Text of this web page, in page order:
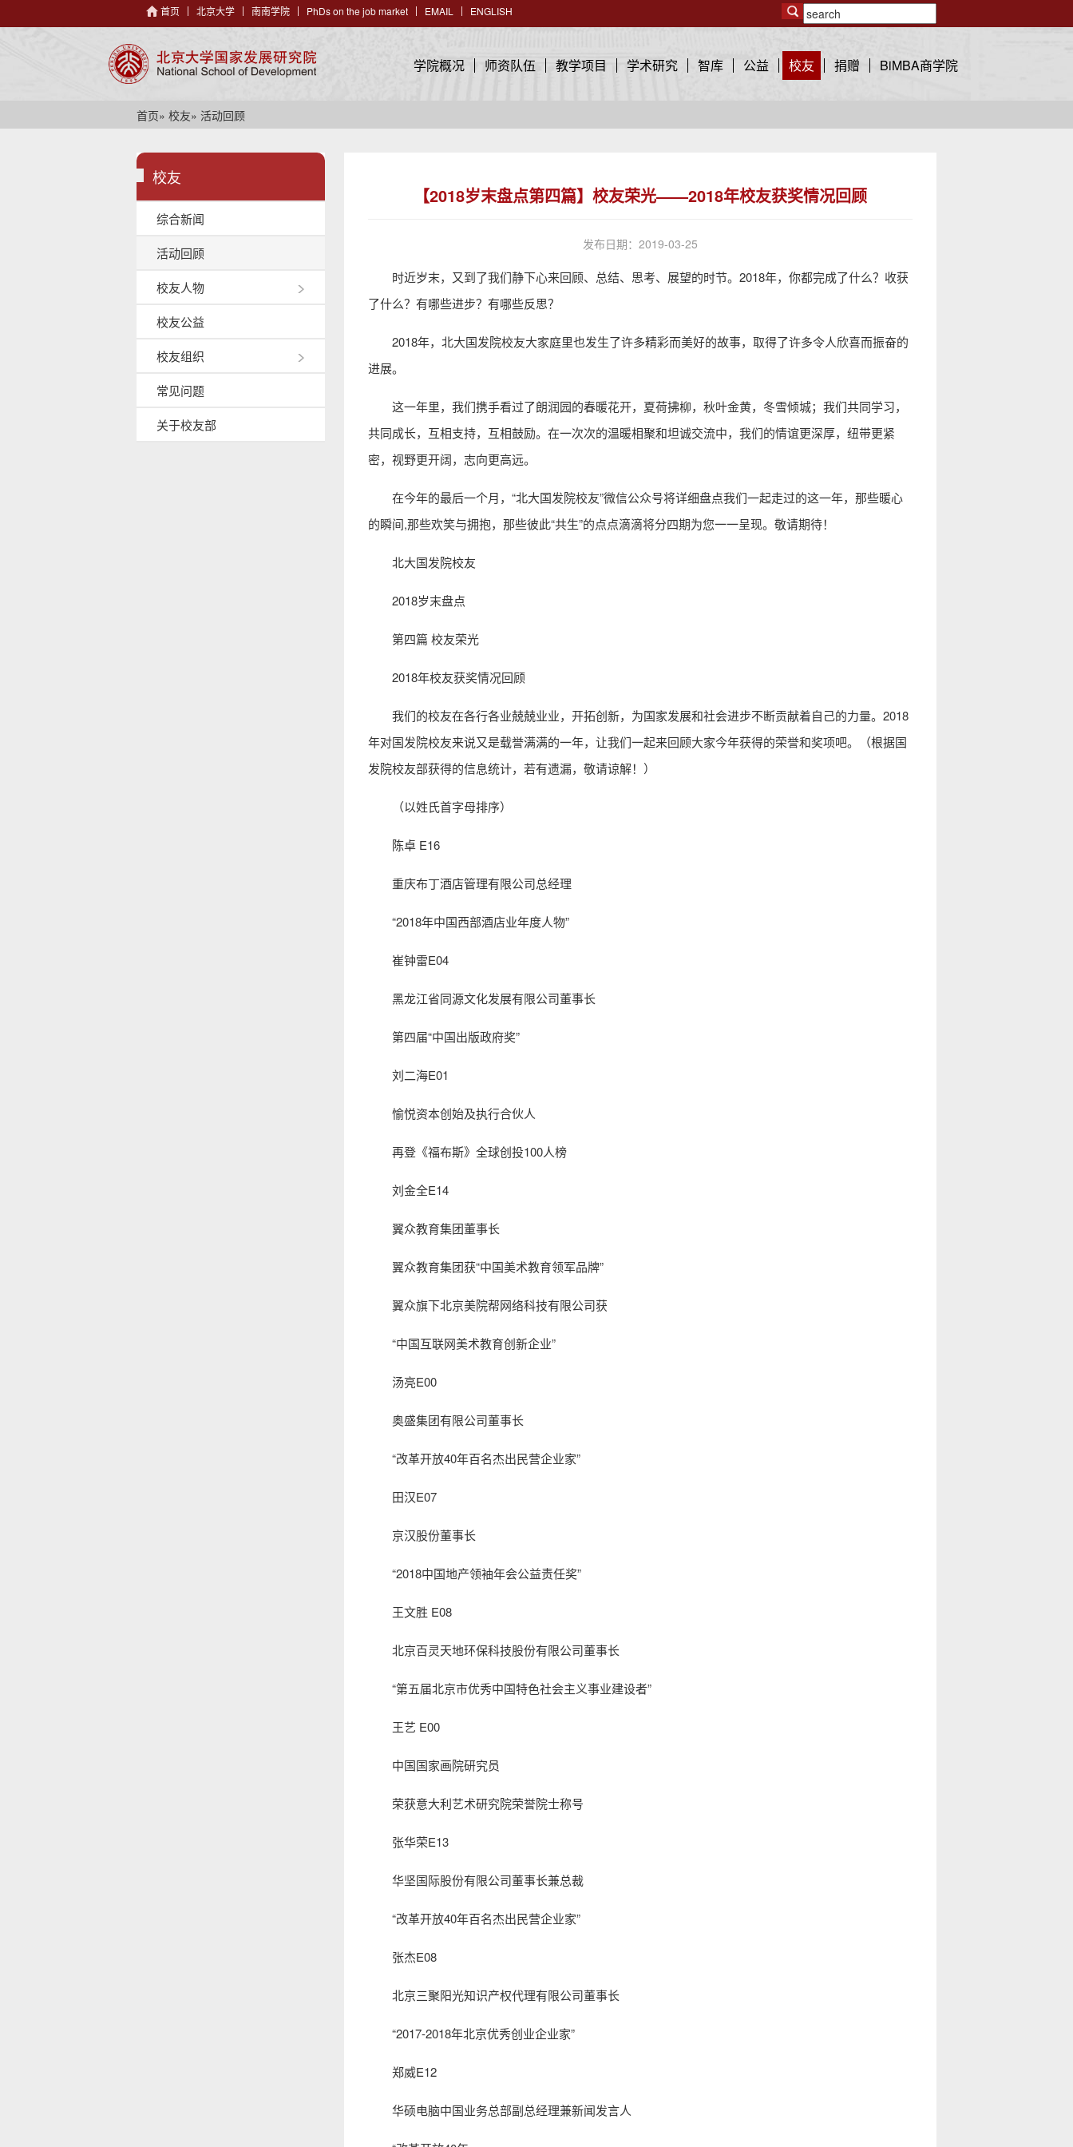
首页 北京大学 南南学院 PhDs on the job market EMAIL ENGLISH
学院概况 师资队伍 教学项目 学术研究 智库 公益 校友 捐赠 BiMBA商学院
首页» 校友» 活动回顾
校友
综合新闻
活动回顾
校友人物
校友公益
校友组织
常见问题
关于校友部
【2018岁末盘点第四篇】校友荣光——2018年校友获奖情况回顾
发布日期：2019-03-25
时近岁末，又到了我们静下心来回顾、总结、思考、展望的时节。2018年，你都完成了什么？收获
了什么？有哪些进步？有哪些反思？
2018年，北大国发院校友大家庭里也发生了许多精彩而美好的故事，取得了许多令人欣喜而振奋的
进展。
这一年里，我们携手看过了朗润园的春暖花开，夏荷拂柳，秋叶金黄，冬雪倾城；我们共同学习，
共同成长，互相支持，互相鼓励。在一次次的温暖相聚和坦诚交流中，我们的情谊更深厚，纽带更紧
密，视野更开阔，志向更高远。
在今年的最后一个月，“北大国发院校友”微信公众号将详细盘点我们一起走过的这一年，那些暖心
的瞬间,那些欢笑与拥抱，那些彼此“共生”的点点滴滴将分四期为您一一呈现。敬请期待！
北大国发院校友
2018岁末盘点
第四篇 校友荣光
2018年校友获奖情况回顾
我们的校友在各行各业兢兢业业，开拓创新，为国家发展和社会进步不断贡献着自己的力量。2018
年对国发院校友来说又是载誉满满的一年，让我们一起来回顾大家今年获得的荣誉和奖项吧。（根据国
发院校友部获得的信息统计，若有遗漏，敬请谅解！）
（以姓氏首字母排序）
陈卓 E16
重庆布丁酒店管理有限公司总经理
“2018年中国西部酒店业年度人物”
崔钟雷E04
黑龙江省同源文化发展有限公司董事长
第四届“中国出版政府奖”
刘二海E01
愉悦资本创始及执行合伙人
再登《福布斯》全球创投100人榜
刘金全E14
翼众教育集团董事长
翼众教育集团获“中国美术教育领军品牌”
翼众旗下北京美院帮网络科技有限公司获
“中国互联网美术教育创新企业”
汤亮E00
奥盛集团有限公司董事长
“改革开放40年百名杰出民营企业家”
田汉E07
京汉股份董事长
“2018中国地产领袖年会公益责任奖”
王文胜 E08
北京百灵天地环保科技股份有限公司董事长
“第五届北京市优秀中国特色社会主义事业建设者”
王艺 E00
中国国家画院研究员
荣获意大利艺术研究院荣誉院士称号
张华荣E13
华坚国际股份有限公司董事长兼总裁
“改革开放40年百名杰出民营企业家”
张杰E08
北京三聚阳光知识产权代理有限公司董事长
“2017-2018年北京优秀创业企业家”
郑威E12
华硕电脑中国业务总部副总经理兼新闻发言人